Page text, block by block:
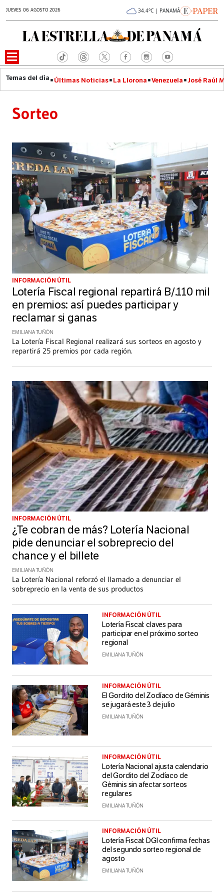
JUEVES 06 AGOSTO 2026 34.4°C | PANAMÁ
Últimas Noticias La Llorona Venezuela José Raúl
Sorteo
INFORMACIÓN ÚTIL
Lotería Fiscal regional repartirá B/.110 mil
en premios: así puedes participar y
reclamar si ganas
EMILIANA TUÑÓN
La Lotería Fiscal Regional realizará sus sorteos en agosto y
repartirá 25 premios por cada región.
INFORMACIÓN ÚTIL
¿Te cobran de más? Lotería Nacional
pide denunciar el sobreprecio del
chance y el billete
EMILIANA TUÑÓN
La Lotería Nacional reforzó el llamado a denunciar el
sobreprecio en la venta de sus productos
INFORMACIÓN ÚTIL
Lotería Fiscal: claves para
participar en el próximo sorteo
regional
EMILIANA TUÑÓN
INFORMACIÓN ÚTIL
El Gordito del Zodíaco de Géminis
se jugará este 3 de julio
EMILIANA TUÑÓN
INFORMACIÓN ÚTIL
Lotería Nacional ajusta calendario
del Gordito del Zodíaco de
Géminis sin afectar sorteos
regulares
EMILIANA TUÑÓN
INFORMACIÓN ÚTIL
Lotería Fiscal: DGI confirma fechas
del segundo sorteo regional de
agosto
EMILIANA TUÑÓN